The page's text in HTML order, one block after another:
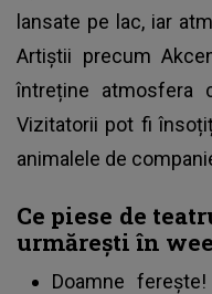
lansate pe lac, iar
Artiștii precum
întreține atmosfera
Vizitatorii pot fi
animalele de
Ce piese de
urmărești în
Doamne